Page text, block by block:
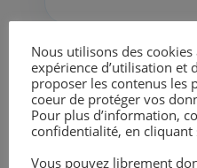
Soins de
le cadre du forfait,
Nous utilisons des
expérience d’utilisation et
proposer les contenus les
coeur de protéger vos
Pour plus d’information,
confidentialité, en cliquant
Vous pouvez librement